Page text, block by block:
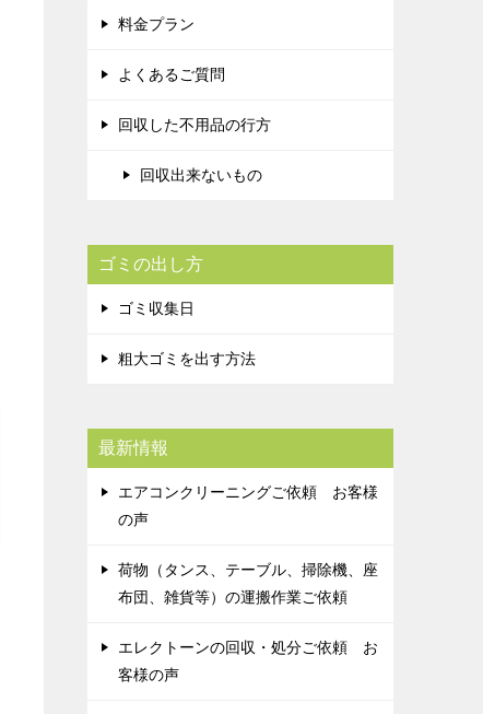
料金プラン
よくあるご質問
回収した不用品の行方
回収出来ないもの
ゴミの出し方
ゴミ収集日
粗大ゴミを出す方法
最新情報
エアコンクリーニングご依頼 お客様
の声
荷物（タンス、テーブル、掃除機、座
布団、雑貨等）の運搬作業ご依頼
エレクトーンの回収・処分ご依頼 お
客様の声